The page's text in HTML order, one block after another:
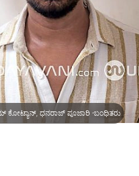
ಕೋಟ್ಯಾನ್, ಧನರಾಜ್ ಪೂಜಾರಿ -ಬಂಧಿತರು